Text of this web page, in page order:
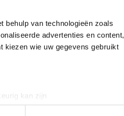
behulp van technologieën zoals
advertenties en content,
kiezen wie uw gegevens gebruikt
kan zijn